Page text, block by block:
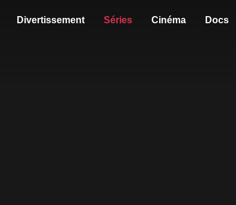
Divertissement Séries Cinéma Docs